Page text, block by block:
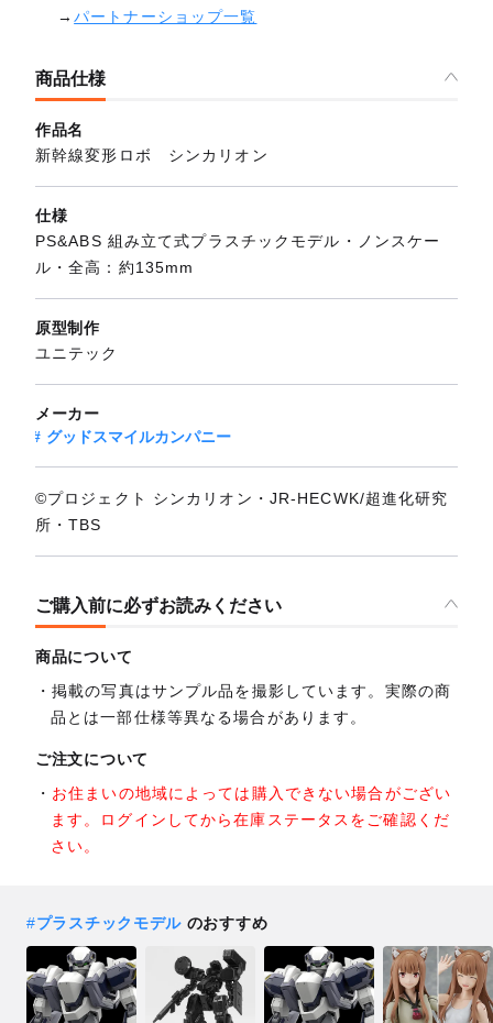
→パートナーショップ一覧
商品仕様
作品名
新幹線変形ロボ シンカリオン
仕様
PS&ABS 組み立て式プラスチックモデル・ノンスケー
ル・全高：約135mm
原型制作
ユニテック
メーカー
グッドスマイルカンパニー
©プロジェクト シンカリオン・JR-HECWK/超進化研究
所・TBS
ご購入前に必ずお読みください
商品について
掲載の写真はサンプル品を撮影しています。実際の商
品とは一部仕様等異なる場合があります。
ご注文について
お住まいの地域によっては購入できない場合がござい
ます。ログインしてから在庫ステータスをご確認くだ
さい。
#プラスチックモデル のおすすめ